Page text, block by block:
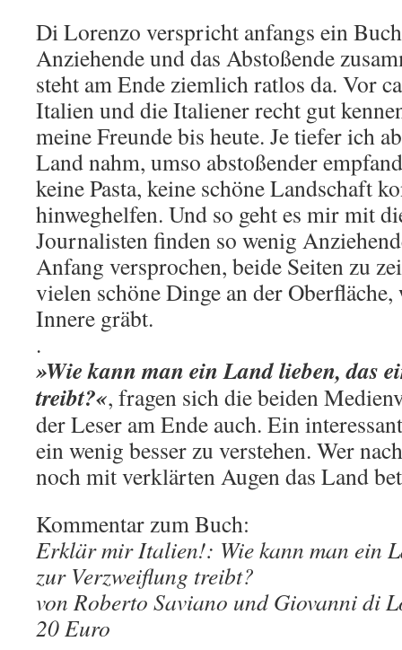
Di Lorenzo verspricht anfangs ein
Anziehende und das Abstoßende
steht am Ende ziemlich ratlos da. Vor
Italien und die Italiener recht gut
meine Freunde bis heute. Je tiefer ich
Land nahm, umso abstoßender
keine Pasta, keine schöne Landschaft
hinweghelfen. Und so geht es mir mit
Journalisten finden so wenig
Anfang versprochen, beide Seiten zu
vielen schöne Dinge an der
Innere gräbt.
.
»Wie kann man ein Land lieben, das
treibt?«, fragen sich die beiden
der Leser am Ende auch. Ein
ein wenig besser zu verstehen. Wer
noch mit verklärten Augen das Land
Kommentar zum Buch:
Erklär mir Italien!: Wie kann man ein
zur Verzweiflung treibt?
von Roberto Saviano und Giovanni di
20 Euro